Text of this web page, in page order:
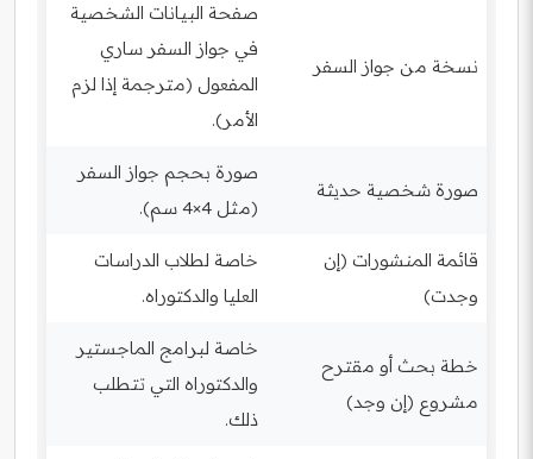
نسخة من جواز السفر
صفحة البيانات الشخصية
في جواز السفر ساري
المفعول (مترجمة إذا لزم
الأمر).
صورة شخصية حديثة
صورة بحجم جواز السفر
(مثل 4×4 سم).
قائمة المنشورات (إن
وجدت)
خاصة لطلاب الدراسات
العليا والدكتوراه.
خطة بحث أو مقترح
مشروع (إن وجد)
خاصة لبرامج الماجستير
والدكتوراه التي تتطلب
ذلك.